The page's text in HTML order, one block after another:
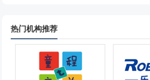
热门机构推荐